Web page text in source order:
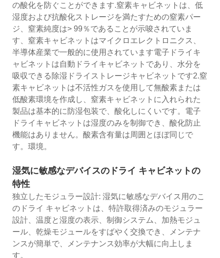
の酸化を防ぐことができます.窒素キャビネットは、低
湿度および抗酸化ストレージを満たすための窒素パー
ジ、窒素純度は> 99％であることが示唆されていま
す、窒素キャビネットはマイクロエレクトロニクス、
半導体産業で一般的に使用されています電子ドライキ
ャビネットは自動ドライキャビネットであり、水分を
吸収できる除湿ドライストレージキャビネットです2.窒
素キャビネットは不活性ガスを使用して無酸素または
低酸素環境を作成し、窒素キャビネットに入れられた
製品は基本的に防湿包装で、酸化しにくいです。電子
ドライキャビネットは湿度のみを制御でき、酸化防止
機能はありません。酸素含有量は周囲とほぼ同じで
す。環境。
湿気に敏感なデバイスのドライ キャビネットの
特性
独立したモジュラー設計: 湿気に敏感なデバイス用のこ
のドライ キャビネットは、特許取得済みのモジュラー
設計、温度と湿度の表示、制御システム、加熱モジュ
ール、乾燥モジュールをすばやく交換でき、メンテナ
ンスが簡単で、メンテナンス効率が大幅に向上しま
す。